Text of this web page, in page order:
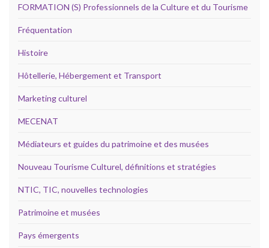
FORMATION (S) Professionnels de la Culture et du Tourisme
Fréquentation
Histoire
Hôtellerie, Hébergement et Transport
Marketing culturel
MECENAT
Médiateurs et guides du patrimoine et des musées
Nouveau Tourisme Culturel, définitions et stratégies
NTIC, TIC, nouvelles technologies
Patrimoine et musées
Pays émergents